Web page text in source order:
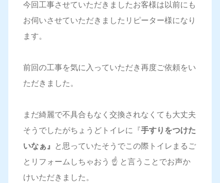
今回工事させていただきましたお客様は以前にも
お伺いさせていただきましたリピーター様になり
ます。
前回の工事を気に入っていただき再度ご依頼をい
ただきました。
まだ綺麗で不具合もなく交換されなくても大丈夫
そうでしたがちょうどトイレに『手すりをつけた
いなぁ』
と思っていたそうでこの際トイレまるご
とリフォームしちゃおう ☝️ と言うことでお声か
けいただきました。